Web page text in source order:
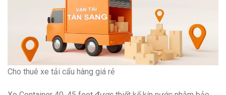
Cho thuê xe tải cẩu hàng giá rẻ